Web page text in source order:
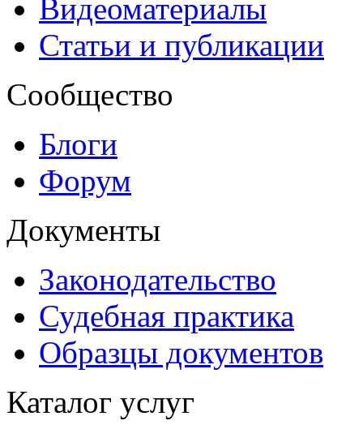
Видеоматериалы
Статьи и публикации
Сообщество
Блоги
Форум
Документы
Законодательство
Судебная практика
Образцы документов
Каталог услуг